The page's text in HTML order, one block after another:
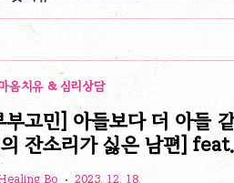
음치유 & 심리상담
부고민] 아들보다 더 아들
잔소리가 싫은 남편]
Bo 2023. 12. 18.